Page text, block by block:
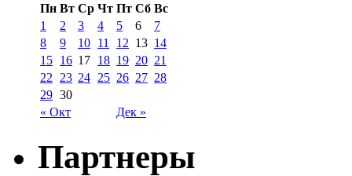
Пн Вт Ср Чт Пт Сб Вс
« Окт Дек »
1 2 3 4 5 6
7
8
9 10 11 12 13 14
15 16 17 18 19 20 21
22
23 24 25 26 27 28
29 30
Партнеры